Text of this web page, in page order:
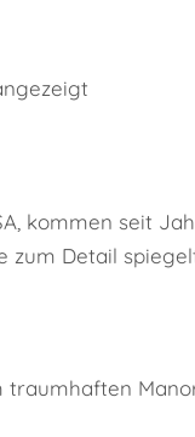
kommen seit
zum Detail